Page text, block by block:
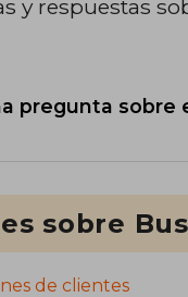
y respuestas
pregunta sobre
sobre
de clientes